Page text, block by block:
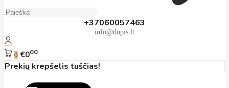
+37060057463
info@dupis.lt
0 €000
Prekių krepšelis tuščias!